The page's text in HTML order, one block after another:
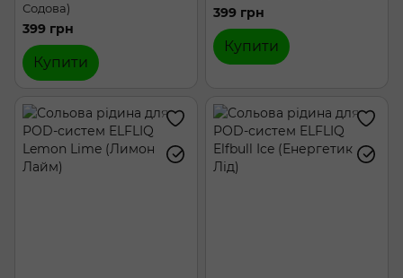
Содова)
399 грн
Купити
399 грн
Купити